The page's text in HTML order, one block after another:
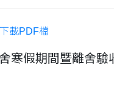
載PDF檔
寒假期間暨離舍驗